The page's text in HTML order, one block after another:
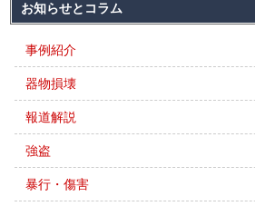
お知らせとコラム
事例紹介
器物損壊
報道解説
強盗
暴行・傷害